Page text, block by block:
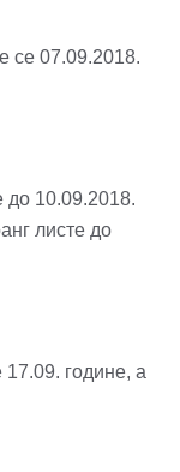
се 07.09.2018.
до 10.09.2018.
листе до
године, а